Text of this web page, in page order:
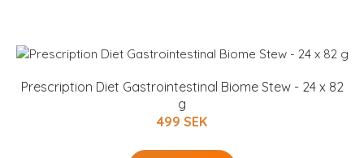
Prescription Diet Gastrointestinal Biome Stew - 24 x 82
g
499 SEK